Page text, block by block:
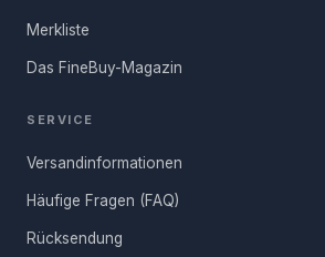
auf. Hierbei werden charakteristische
gründlich gereinigt, intensiv
Schutzlackversiegelung wird die
kratzfest und strapazierfähig - so ist
Verarbeitung, bleiben Maserung und
Merkliste
Das FineBuy-Magazin
SERVICE
Versandinformationen
Häufige Fragen (FAQ)
Rücksendung